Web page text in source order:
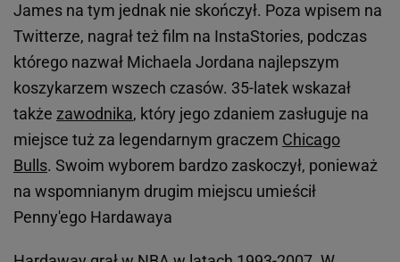
James na tym jednak nie skończył. Poza wpisem na
Twitterze, nagrał też film na InstaStories, podczas
którego nazwał Michaela Jordana najlepszym
koszykarzem wszech czasów. 35-latek wskazał
także zawodnika, który jego zdaniem zasługuje na
miejsce tuż za legendarnym graczem Chicago
Bulls. Swoim wyborem bardzo zaskoczył, ponieważ
na wspomnianym drugim miejscu umieścił
Penny'ego Hardawaya